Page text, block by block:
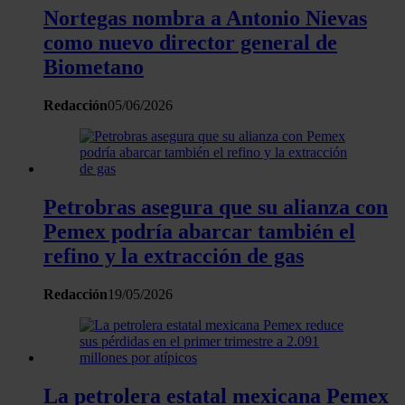
tráfico. Además, compartimos información sobre el uso que
sitio web con nuestros partners de redes sociales,
análisis web, quienes pueden combinarla con otra
haya proporcionado o que hayan recopilado a partir del uso
hecho de sus servicios.
Nortegas nombra a Antonio Nievas
como nuevo director general de
Biometano
Redacción05/06/2026
Petrobras asegura que su alianza con
Pemex podría abarcar también el
refino y la extracción de gas
Redacción19/05/2026
La petrolera estatal mexicana Pemex